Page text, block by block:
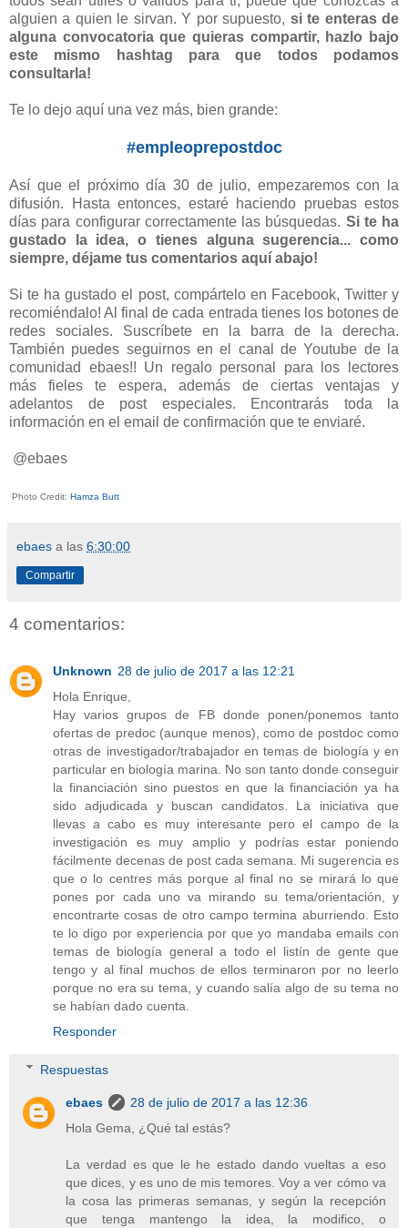
alguien a quien le sirvan. Y por supuesto, si te enteras de
alguna convocatoria que quieras compartir, hazlo bajo
este mismo hashtag para que todos podamos
consultarla!
Te lo dejo aquí una vez más, bien grande:
#empleoprepostdoc
Así que el próximo día 30 de julio, empezaremos con la
difusión. Hasta entonces, estaré haciendo pruebas estos
días para configurar correctamente las búsquedas. Si te ha
gustado la idea, o tienes alguna sugerencia... como
siempre, déjame tus comentarios aquí abajo!
Si te ha gustado el post, compártelo en Facebook, Twitter y
recomiéndalo! Al final de cada entrada tienes los botones de
redes sociales. Suscríbete en la barra de la derecha.
También puedes seguirnos en el canal de Youtube de la
comunidad ebaes!! Un regalo personal para los lectores
más fieles te espera, además de ciertas ventajas y
adelantos de post especiales. Encontrarás toda la
información en el email de confirmación que te enviaré.
@ebaes
Photo Credit: Hamza Butt
ebaes a las 6:30:00
Compartir
4 comentarios:
Unknown 28 de julio de 2017 a las 12:21
Hola Enrique,
Hay varios grupos de FB donde ponen/ponemos tanto
ofertas de predoc (aunque menos), como de postdoc como
otras de investigador/trabajador en temas de biología y en
particular en biología marina. No son tanto donde conseguir
la financiación sino puestos en que la financiación ya ha
sido adjudicada y buscan candidatos. La iniciativa que
llevas a cabo es muy interesante pero el campo de la
investigación es muy amplio y podrías estar poniendo
fácilmente decenas de post cada semana. Mi sugerencia es
que o lo centres más porque al final no se mirará lo que
pones por cada uno va mirando su tema/orientación, y
encontrarte cosas de otro campo termina aburriendo. Esto
te lo digo por experiencia por que yo mandaba emails con
temas de biología general a todo el listín de gente que
tengo y al final muchos de ellos terminaron por no leerlo
porque no era su tema, y cuando salía algo de su tema no
se habían dado cuenta.
Responder
Respuestas
ebaes
28 de julio de 2017 a las 12:36
Hola Gema, ¿Qué tal estás?
La verdad es que le he estado dando vueltas a eso
que dices, y es uno de mis temores. Voy a ver cómo va
la cosa las primeras semanas, y según la recepción
que tenga mantengo la idea, la modifico, o